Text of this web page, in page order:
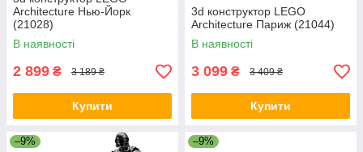
Architecture Нью-Йорк
(21028)
В наявності
2 899 ₴ 3 189 ₴
Купити
3d конструктор LEGO
Architecture Париж (21044)
В наявності
3 099 ₴ 3 409 ₴
Купити
–9% –9%